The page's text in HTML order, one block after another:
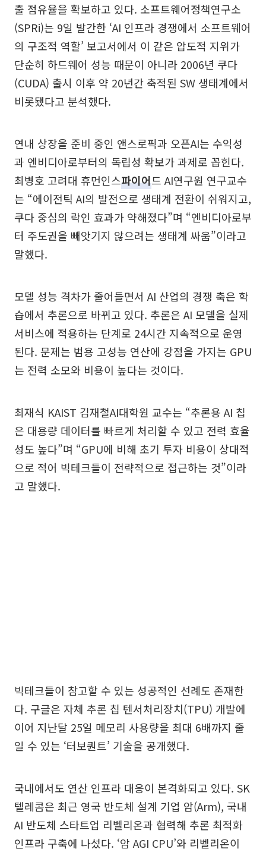
출 점유율을 확보하고 있다. 소프트웨어정책연구소
(SPRi)는 9일 발간한 ‘AI 인프라 경쟁에서 소프트웨어
의 구조적 역할’ 보고서에서 이 같은 압도적 지위가
단순히 하드웨어 성능 때문이 아니라 2006년 쿠다
(CUDA) 출시 이후 약 20년간 축적된 SW 생태계에서
비롯됐다고 분석했다.
연내 상장을 준비 중인 앤스로픽과 오픈AI는 수익성
과 엔비디아로부터의 독립성 확보가 과제로 꼽힌다.
최병호 고려대 휴먼인스파이어드 AI연구원 연구교수
는 “에이전틱 AI의 발전으로 생태계 전환이 쉬워지고,
쿠다 중심의 락인 효과가 약해졌다”며 “엔비디아로부
터 주도권을 빼앗기지 않으려는 생태계 싸움”이라고
말했다.
모델 성능 격차가 줄어들면서 AI 산업의 경쟁 축은 학
습에서 추론으로 바뀌고 있다. 추론은 AI 모델을 실제
서비스에 적용하는 단계로 24시간 지속적으로 운영
된다. 문제는 범용 고성능 연산에 강점을 가지는 GPU
는 전력 소모와 비용이 높다는 것이다.
최재식 KAIST 김재철AI대학원 교수는 “추론용 AI 칩
은 대용량 데이터를 빠르게 처리할 수 있고 전력 효율
성도 높다”며 “GPU에 비해 초기 투자 비용이 상대적
으로 적어 빅테크들이 전략적으로 접근하는 것”이라
고 말했다.
빅테크들이 참고할 수 있는 성공적인 선례도 존재한
다. 구글은 자체 추론 칩 텐서처리장치(TPU) 개발에
이어 지난달 25일 메모리 사용량을 최대 6배까지 줄
일 수 있는 ‘터보퀀트’ 기술을 공개했다.
국내에서도 연산 인프라 대응이 본격화되고 있다. SK
텔레콤은 최근 영국 반도체 설계 기업 암(Arm), 국내
AI 반도체 스타트업 리벨리온과 협력해 추론 최적화
인프라 구축에 나섰다. ‘암 AGI CPU’와 리벨리온이